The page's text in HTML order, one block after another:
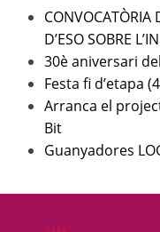
CONVOCATÒRIA
D’ESO SOBRE
30è aniversari
Festa fi d’etapa
Arranca el
Bit
Guanyadores